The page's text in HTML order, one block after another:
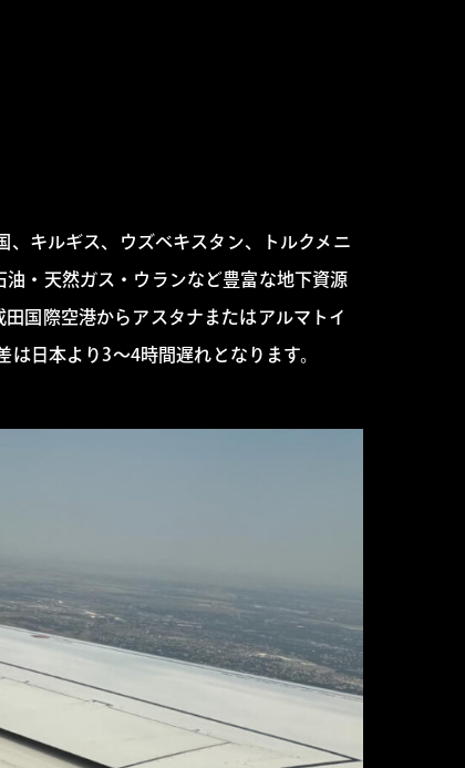
、キルギス、ウズベキスタン、トルクメニ
・天然ガス・ウランなど豊富な地下資源
国際空港からアスタナまたはアルマトイ
日本より3〜4時間遅れとなります。